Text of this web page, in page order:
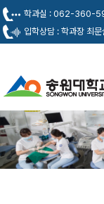
학과실 : 062-360-
입학상담 : 학과장